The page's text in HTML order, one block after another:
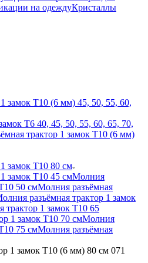
на одеждуКристаллы
замок Т10 (6 мм) 45, 50, 55, 60,
Т6 40, 45, 50, 55, 60, 65, 70,
трактор 1 замок Т10 (6 мм)
замок Т10 80 см
замок Т10 45 смМолния
50 смМолния разъёмная
разъёмная трактор 1 замок
трактор 1 замок Т10 65
1 замок Т10 70 смМолния
75 смМолния разъёмная
1 замок Т10 (6 мм) 80 см 071